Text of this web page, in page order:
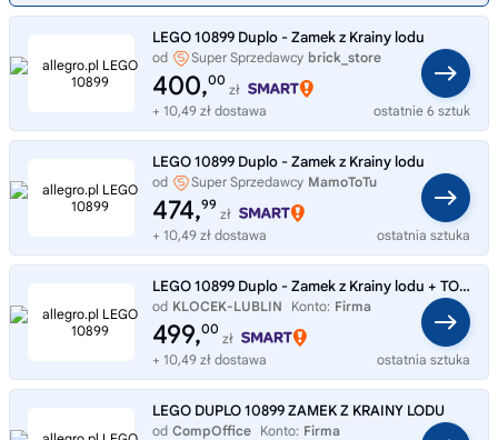
LEGO 10899 Duplo - Zamek z Krainy lodu
od Super Sprzedawcy brick_store
400,00
zł
+ 10,49 zł dostawa
ostatnie 6 sztuk
LEGO 10899 Duplo - Zamek z Krainy lodu
od Super Sprzedawcy MamoToTu
474,99
zł
+ 10,49 zł dostawa
ostatnia sztuka
LEGO 10899 Duplo - Zamek z Krainy lodu + TORBA LEGO + LIST DO MIKOŁAJA
od KLOCEK-LUBLIN Konto: Firma
499,00
zł
+ 10,49 zł dostawa
ostatnia sztuka
LEGO DUPLO 10899 ZAMEK Z KRAINY LODU
od CompOffice Konto: Firma